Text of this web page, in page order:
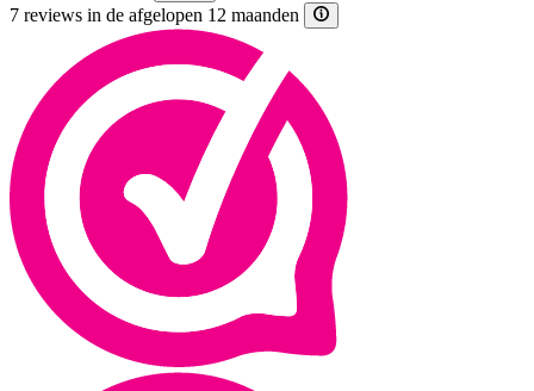
7 reviews in de afgelopen 12 maanden